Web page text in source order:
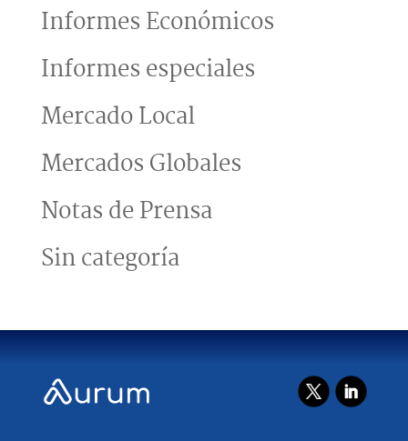
Informes Económicos
Informes especiales
Mercado Local
Mercados Globales
Notas de Prensa
Sin categoría